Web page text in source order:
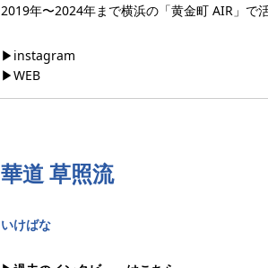
2019年〜2024年まで横浜の「黄金町 AIR」で
▶︎instagram
▶︎WEB
華道 草照流
いけばな